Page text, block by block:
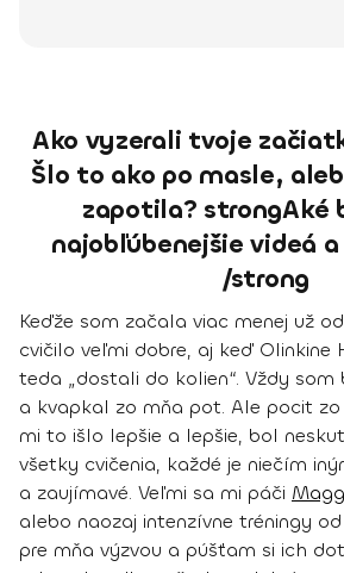
Ako vyzerali tvoje
Šlo to ako po masle,
zapotila? strongAké
najobľúbenejšie videá
/strong
Keďže som začala viac menej už
cvičilo veľmi dobre, aj keď Olinkine
teda „dostali do kolien“. Vždy
a kvapkal zo mňa pot. Ale pocit
mi to išlo lepšie a lepšie, bol
všetky cvičenia, každé je niečím
a zaujímavé. Veľmi sa mi páči
alebo naozaj intenzívne tréningy
pre mňa výzvou a púšťam si ich